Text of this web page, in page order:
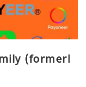
(formerl